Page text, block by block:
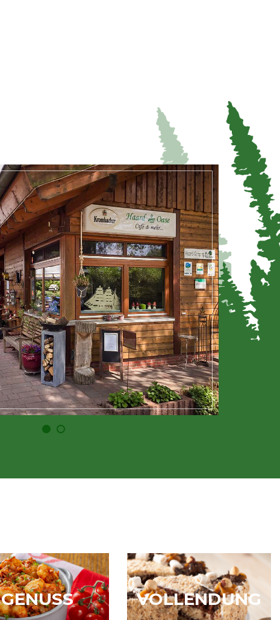
GENUSS VOLLENDUNG